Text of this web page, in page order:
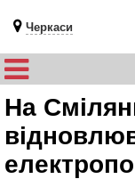
Черкаси
На